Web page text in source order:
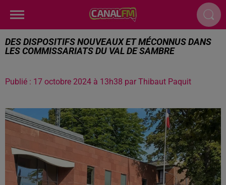
DES DISPOSITIFS NOUVEAUX ET MÉCONNUS DANS
LES COMMISSARIATS DU VAL DE SAMBRE
Publié : 17 octobre 2024 à 13h38 par Thibaut Paquit